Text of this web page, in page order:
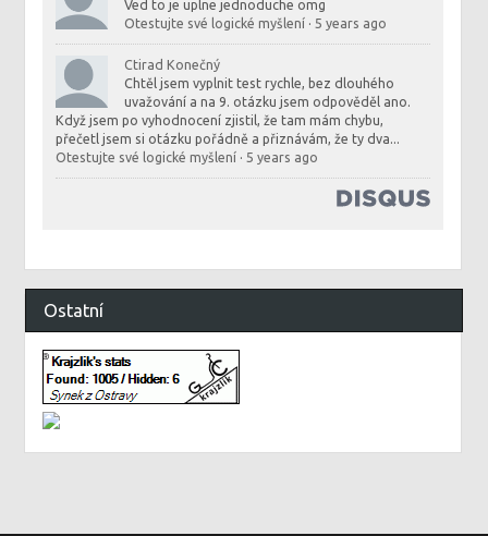
Ved to je uplne jednoduche omg
Otestujte své logické myšlení · 5 years ago
Ctirad Konečný
Chtěl jsem vyplnit test rychle, bez dlouhého
uvažování a na 9. otázku jsem odpověděl ano.
Když jsem po vyhodnocení zjistil, že tam mám chybu,
přečetl jsem si otázku pořádně a přiznávám, že ty dva...
Otestujte své logické myšlení · 5 years ago
Ostatní